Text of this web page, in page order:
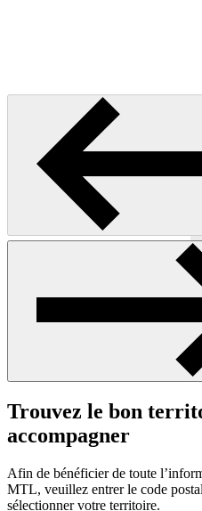
Précédent
Trouvez le bon
accompagner
Afin de bénéficier de toute
MTL, veuillez entrer le code
sélectionner votre territoire.